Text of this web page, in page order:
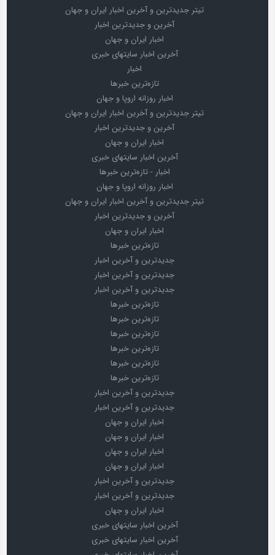
تیتر جدیدترین و آخرین اخبار ایران و جهان
آخرین و جدیدترین اخبار
اخبار ایران و جهان
آخرین اخبار سایتهای خبری
اخبار
تازه‌ترین خبرها
اخبار روزانه اروپا و جهان
تیتر جدیدترین و آخرین اخبار ایران و جهان
آخرین و جدیدترین اخبار
اخبار ایران و جهان
آخرین اخبار سایتهای خبری
اخبار - تازه‌ترین خبرها
اخبار روزانه اروپا و جهان
تیتر جدیدترین و آخرین اخبار ایران و جهان
آخرین و جدیدترین اخبار
اخبار ایران و جهان
تازه‌ترین خبرها
جدیدترین و آخرین اخبار
جدیدترین و آخرین اخبار
جدیدترین و آخرین اخبار
تازه‌ترین خبرها
تازه‌ترین خبرها
تازه‌ترین خبرها
تازه‌ترین خبرها
تازه‌ترین خبرها
تازه‌ترین خبرها
جدیدترین و آخرین اخبار
جدیدترین و آخرین اخبار
اخبار ایران و جهان
اخبار ایران و جهان
اخبار ایران و جهان
اخبار ایران و جهان
جدیدترین و آخرین اخبار
جدیدترین و آخرین اخبار
اخبار ایران و جهان
آخرین اخبار سایتهای خبری
آخرین اخبار سایتهای خبری